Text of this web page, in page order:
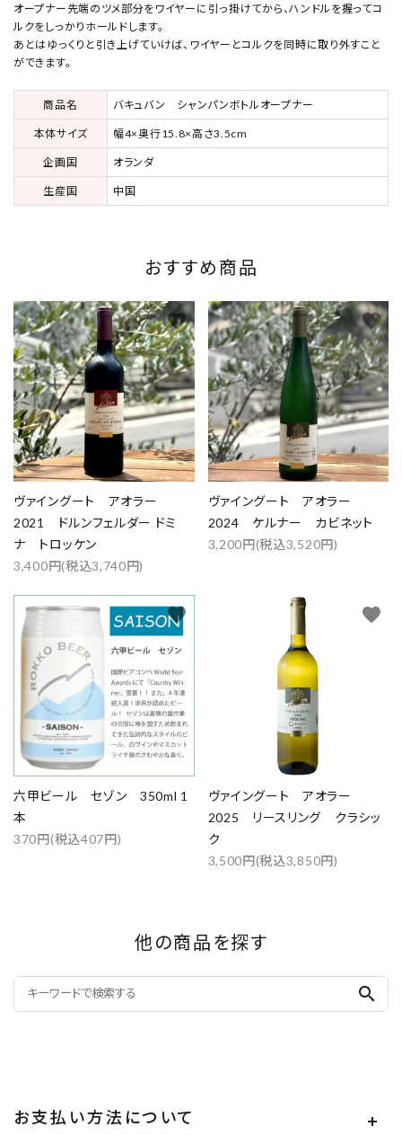
オープナー先端のツメ部分をワイヤーに引っ掛けてから、ハンドルを握ってコ
ルクをしっかりホールドします。
あとはゆっくりと引き上げていけば、ワイヤーとコルクを同時に取り外すこと
ができます。
商品名 バキュバン シャンパンボトルオープナー
本体サイズ 幅4×奥行15.8×高さ3.5cm
企画国 オランダ
生産国 中国
おすすめ商品
ヴァイングート アオラー
2021 ドルンフェルダー ドミ
ナ トロッケン
3,400円(税込3,740円)
favorite
ヴァイングート アオラー
2024 ケルナー カビネット
3,200円(税込3,520円)
favorite
六甲ビール セゾン 350ml 1
本
370円(税込407円)
favorite
ヴァイングート アオラー
2025 リースリング クラシッ
ク
3,500円(税込3,850円)
favorite
他の商品を探す
search
お支払い方法について